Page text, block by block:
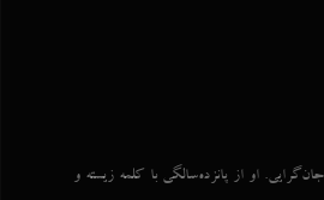
او از پانزده‌سالگی با کلمه زیسته و